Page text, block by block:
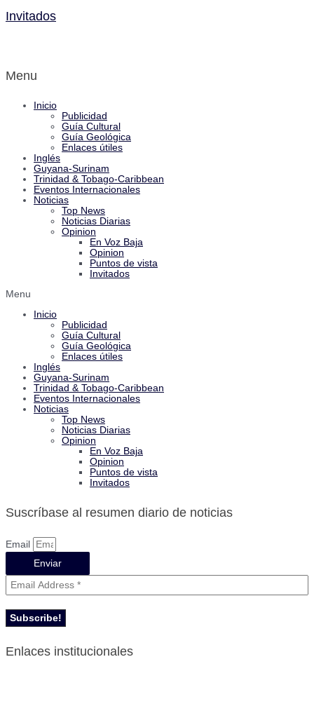
Invitados
Menu
Inicio
Publicidad
Guía Cultural
Guía Geológica
Enlaces útiles
Inglés
Guyana-Surinam
Trinidad & Tobago-Caribbean
Eventos Internacionales
Noticias
Top News
Noticias Diarias
Opinion
En Voz Baja
Opinion
Puntos de vista
Invitados
Menu
Inicio
Publicidad
Guía Cultural
Guía Geológica
Enlaces útiles
Inglés
Guyana-Surinam
Trinidad & Tobago-Caribbean
Eventos Internacionales
Noticias
Top News
Noticias Diarias
Opinion
En Voz Baja
Opinion
Puntos de vista
Invitados
Suscríbase al resumen diario de noticias
Email
Enviar
Enlaces institucionales